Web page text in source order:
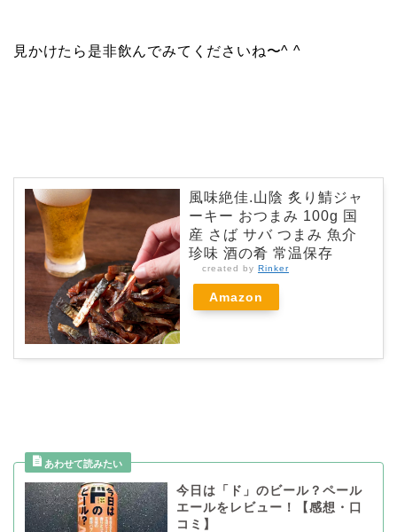
見かけたら是非飲んでみてくださいね〜^ ^
風味絶佳.山陰 炙り鯖ジャ
ーキー おつまみ 100g 国
産 さば サバ つまみ 魚介
珍味 酒の肴 常温保存
created by Rinker
Amazon
今日は「ド」のビール？ペール
エールをレビュー！【感想・口
コミ】